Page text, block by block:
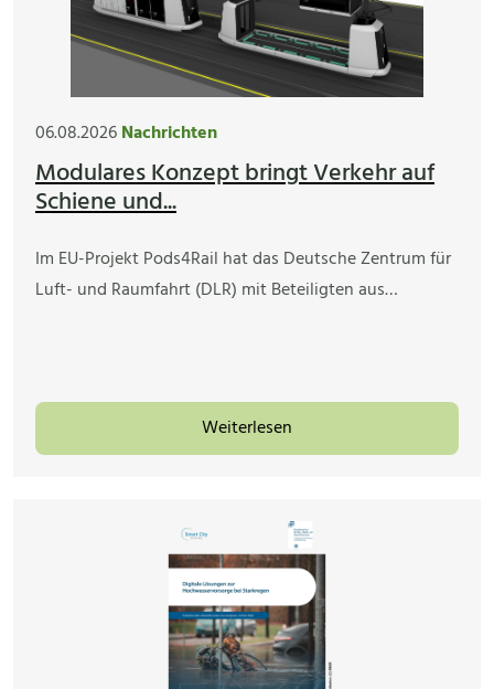
06.08.2026Nachrichten
Modulares Konzept bringt Verkehr auf
Schiene und...
Im EU-Projekt Pods4Rail hat das Deutsche Zentrum für
Luft- und Raumfahrt (DLR) mit Beteiligten aus…
Weiterlesen